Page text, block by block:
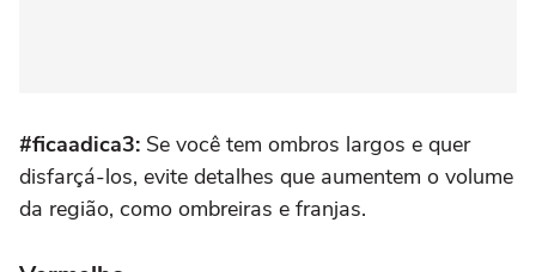
#ficaadica3: Se você tem ombros largos e quer
disfarçá-los, evite detalhes que aumentem o volume
da região, como ombreiras e franjas.